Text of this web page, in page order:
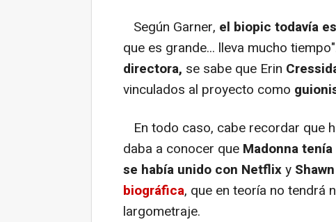
Según Garner, el biopic todavía
que es grande... lleva mucho
directora, se sabe que Erin
vinculados al proyecto como
En todo caso, cabe recordar que
daba a conocer que Madonna
se había unido con Netflixy
biográfica, que en teoría no tendrá
largometraje.